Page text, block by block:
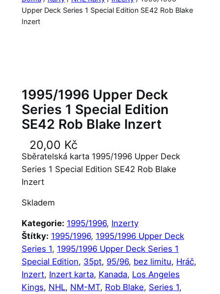
Upper Deck Series 1 Special Edition SE42 Rob Blake
Inzert
1995/1996 Upper Deck
Series 1 Special Edition
SE42 Rob Blake Inzert
20,00 Kč
Sběratelská karta 1995/1996 Upper Deck
Series 1 Special Edition SE42 Rob Blake
Inzert
Skladem
Kategorie: 1995/1996, Inzerty
Štítky: 1995/1996, 1995/1996 Upper Deck
Series 1, 1995/1996 Upper Deck Series 1
Special Edition, 35pt, 95/96, bez limitu, Hráč
Inzert, Inzert karta, Kanada, Los Angeles
Kings, NHL, NM-MT, Rob Blake, Series 1